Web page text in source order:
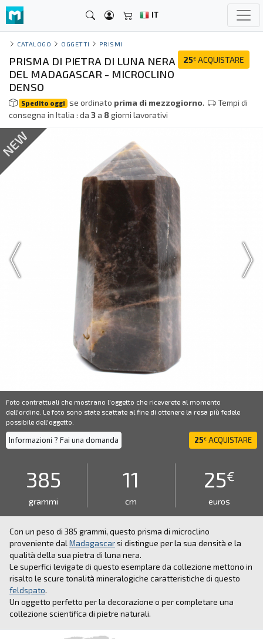
IT
CATALOGO OGGETTI PRISMI
25€ ACQUISTARE
PRISMA DI PIETRA DI LUNA NERA
DEL MADAGASCAR - MICROCLINO
DENSO
Spedito oggi se ordinato prima di mezzogiorno.
Tempi di
consegna in Italia : da 3a 8giorni lavorativi
Foto contrattuali che mostrano l'oggetto che riceverete al momento
dell'ordine. Le foto sono state scattate al fine di ottenere la resa più fedele
possibile dell'oggetto.
Informazioni ? Fai una domanda 25€ ACQUISTARE
385
grammi
11
cm
25€
euros
Con un peso di 385 grammi, questo prisma di microclino
proveniente dal Madagascarsi distingue per la sua densità e la
qualità della sua pietra di luna nera.
Le superfici levigate di questo esemplare da collezione mettono in
risalto le scure tonalità mineralogiche caratteristiche di questo
feldspato.
Un oggetto perfetto per la decorazione o per completare una
collezione scientifica di pietre naturali.